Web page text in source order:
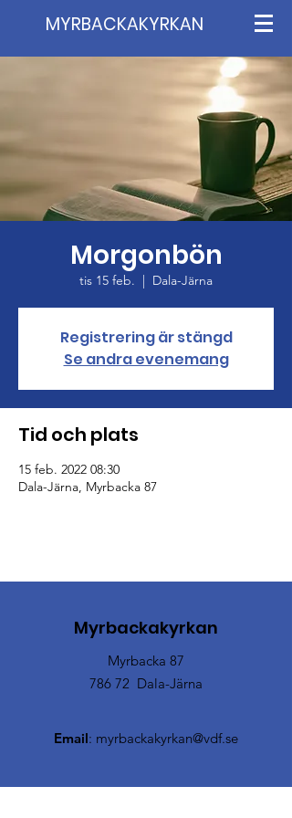
MYRBACKAKYRKAN
Morgonbön
tis 15 feb.
  |
Dala-Järna
Registrering är stängd
Se andra evenemang
Tid och plats
15 feb. 2022 08:30
Dala-Järna, Myrbacka 87
Myrbackakyrkan
Myrbacka 87
786 72 Dala-Järna
Email: myrbackakyrkan@vdf.se